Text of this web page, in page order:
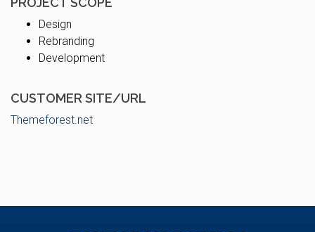
Design
Rebranding
Development
CUSTOMER SITE/URL
Themeforest.net